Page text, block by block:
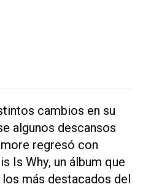
cambios en su
algunos descansos
regresó con
Is Why, un álbum que
más destacados del